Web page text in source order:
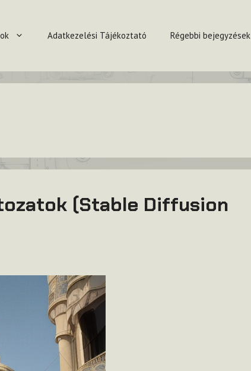
Adatkezelési Tájékoztató Régebbi bejegyzések
(Stable Diffusion